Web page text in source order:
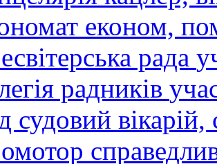
економ,
рада
радників
судовий вікарій,